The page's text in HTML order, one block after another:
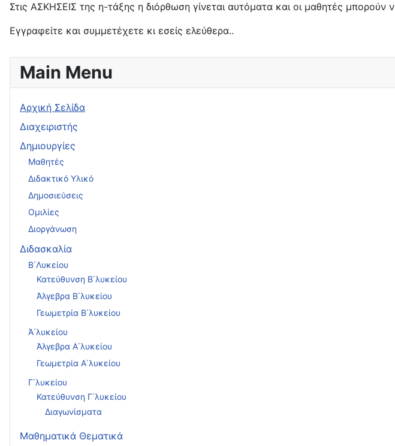
Στις ΑΣΚΗΣΕΙΣ της η-τάξης η διόρθωση γίνεται αυτόματα και οι μαθητές
Εγγραφείτε και συμμετέχετε κι εσείς ελεύθερα..
Main Menu
Αρχική Σελίδα
Διαχειριστής
Δημιουργίες
Μαθητές
Διδακτικό Υλικό
Δημοσιεύσεις
Ομιλίες
Διοργάνωση
Διδασκαλία
Β΄Λυκείου
Κατεύθυνση Β΄λυκείου
Άλγεβρα Β΄λυκείου
Γεωμετρία Β΄λυκείου
Ά΄λυκείου
Άλγεβρα Α΄λυκείου
Γεωμετρία Α΄λυκείου
Γ΄λυκείου
Κατεύθυνση Γ΄λυκείου
Διαγωνίσματα
Μαθηματικά Θεματικά